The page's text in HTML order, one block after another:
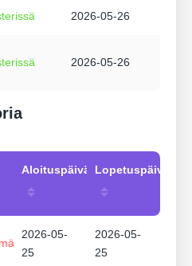
2026-05-26
2026-05-26
Aloituspäivämäärä
2026-05-
25
2026-05-
25